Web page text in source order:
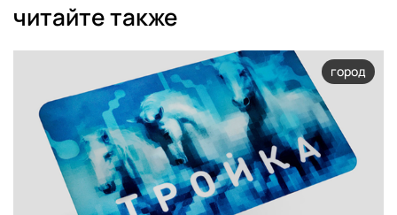
читайте также
город